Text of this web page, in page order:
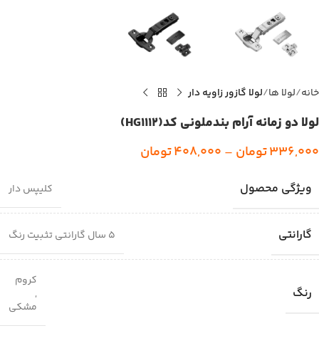
خانه لولا ها لولا گازور زاویه دار
لولا دو زمانه آرام بندملونی کد(HG1112)
336,000تومان –
408,000تومان
ویژگی محصول کلیپس دار
گارانتی ۵ سال گارانتی تثبیت رنگ
رنگ
کروم
,
مشکی